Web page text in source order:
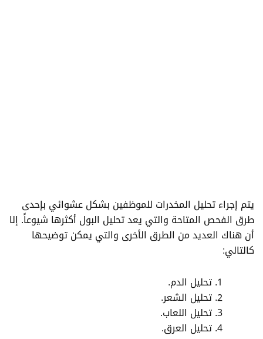
يتم إجراء تحليل المخدرات للموظفين بشكل عشوائي بإحدى
طرق الفحص المتاحة والتي يعد تحليل البول أكثرها شيوعاً. إلا
أن هناك العديد من الطرق الأخرى والتي يمكن توضيحها
كالتالي:
تحليل الدم.
تحليل الشعر.
تحليل اللعاب.
تحليل العرق.